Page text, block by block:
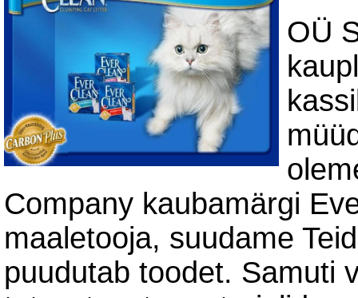
OÜ
Company kaubamärgi
maaletooja, suudame
puudutab toodet. Samuti